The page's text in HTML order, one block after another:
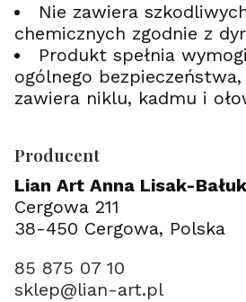
Nie zawiera
chemicznych zgodnie z
Produkt spełnia
ogólnego
zawiera niklu, kadmu i
Producent
Lian Art Anna Lisak-
Cergowa 211
38-450 Cergowa, Polska
85 875 07 10
sklep@lian-art.pl